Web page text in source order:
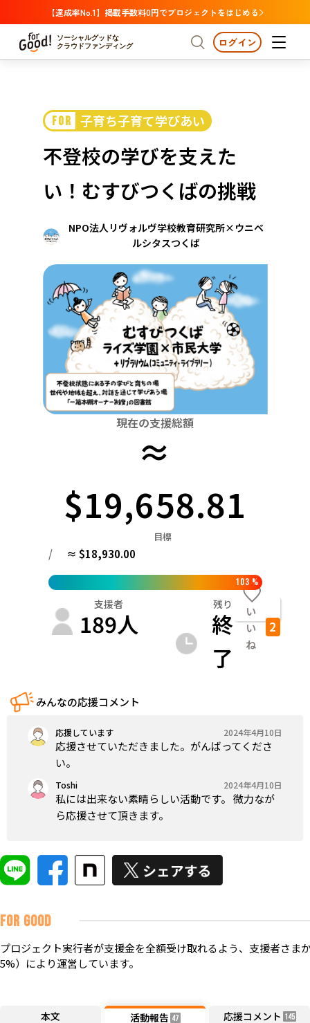
【達成率No.1】掲載手数料0円でプロジェクトをはじめる
ソーシャルグッドな
クラウドファンディング
プロジェクトからさがす 注目
カテゴリーからさがす 国際協力
人権・マイノリティ
関東
中部
近畿
中国
四国
九州・沖縄
注目 新着
支援金額が多い
支援人数が多い
終了日が近い
カテゴリーからさがす
国際協力 医療・福祉
子ども・教育
環境・エシカル
人権・マイノリティ
地域からさがす
北海道・東北
北海道 青森 岩手 宮城 秋田 山形
栃木 群馬 埼玉 千葉 東京
富山 石川 福井 山梨 長野
滋賀 京都 大阪 兵庫 奈良
広島
香川 愛媛 高知
長崎 熊本
ログイン
FOR 子育ち子育て学びあい
不登校の学びを支えた
い！むすびつくばの挑戦
NPO法人リヴォルヴ学校教育研究所×ウニベ
ルシタスつくば
現在の支援総額
≈
$19,658.81
目標
/ ≈ $18,930.00
103 %
支援者
189人
残り
終
了
い
い
ね
2
みんなの応援コメント
応援しています 2024年4月10日
応援させていただきました。がんばってくださ
い。
Toshi 2024年4月10日
私には出来ない素晴らしい活動です。 微力なが
ら応援させて頂きます。
FOR GOOD
プロジェクト実行者が支援金を全額受け取れるよう、支援者さま
5%）により運営しています。
本文 活動報告 47 応援コメント 145